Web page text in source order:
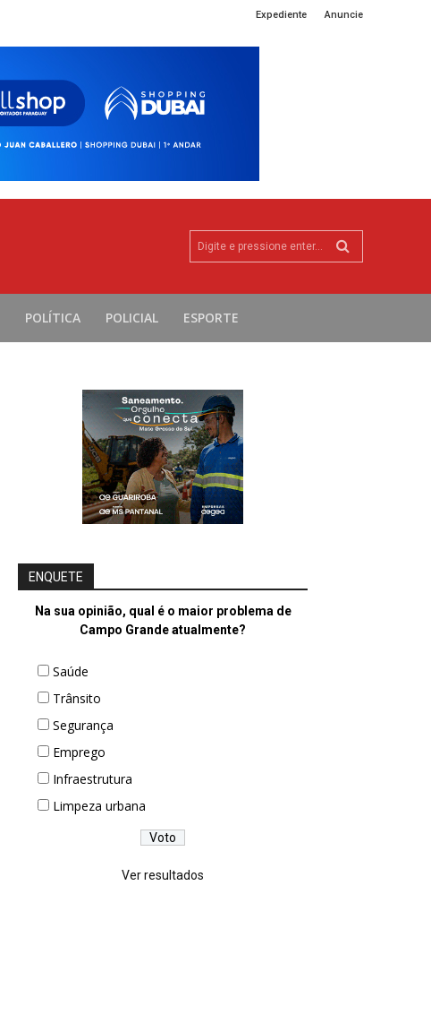
Expediente Anuncie
Digite e pressione enter...
POLÍTICA POLICIAL ESPORTE
ENQUETE
Na sua opinião, qual é o maior problema de
Campo Grande atualmente?
Saúde
Trânsito
Segurança
Emprego
Infraestrutura
Limpeza urbana
Ver resultados